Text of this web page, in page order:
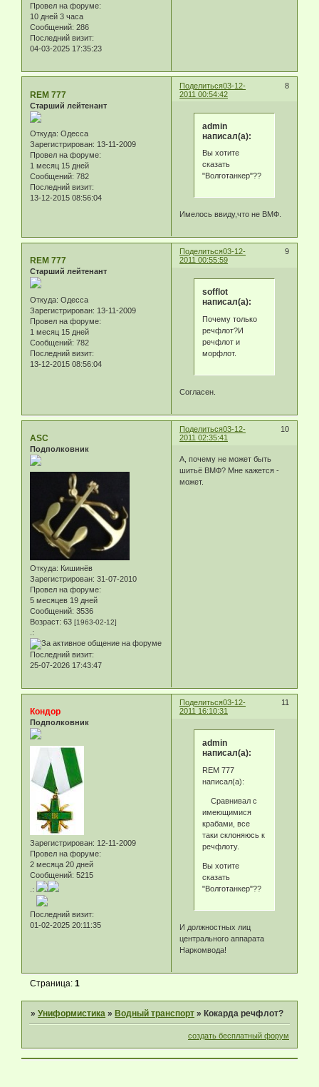
Провел на форуме:
10 дней 3 часа
Сообщений: 286
Последний визит:
04-03-2025 17:35:23
Поделиться 8
03-12-
2011 00:54:42
REM 777
Старший лейтенант
Откуда: Одесса
Зарегистрирован: 13-11-2009
Провел на форуме:
1 месяц 15 дней
Сообщений: 782
Последний визит:
13-12-2015 08:56:04
admin
написал(а):
Вы хотите
сказать
"Волготанкер"??
Имелось ввиду,что не ВМФ.
Поделиться 9
03-12-
2011 00:55:59
REM 777
Старший лейтенант
Откуда: Одесса
Зарегистрирован: 13-11-2009
Провел на форуме:
1 месяц 15 дней
Сообщений: 782
Последний визит:
13-12-2015 08:56:04
sofflot
написал(а):
Почему только
речфлот?И
речфлот и
морфлот.
Согласен.
Поделиться 10
03-12-
2011 02:35:41
ASC
Подполковник
Откуда: Кишинёв
Зарегистрирован: 31-07-2010
Провел на форуме:
5 месяцев 19 дней
Сообщений: 3536
Возраст: 63 [1963-02-12]
.:
Последний визит:
25-07-2026 17:43:47
А, почему не может быть
шитьё ВМФ? Мне кажется -
может.
Поделиться 11
03-12-
2011 16:10:31
Кондор
Подполковник
Зарегистрирован: 12-11-2009
Провел на форуме:
2 месяца 20 дней
Сообщений: 5215
.:
Последний визит:
01-02-2025 20:11:35
admin
написал(а):
REM 777
написал(а):
Сравнивал с
имеющимися
крабами, все
таки склоняюсь к
речфлоту.
Вы хотите
сказать
"Волготанкер"??
И должностных лиц
центрального аппарата
Наркомвода!
Страница:1
»Униформистика »Водный транспорт »Кокарда речфлот?
создать бесплатный форум